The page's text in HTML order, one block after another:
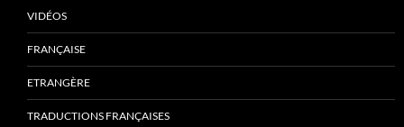
VIDÉOS
FRANÇAISE
ETRANGÈRE
TRADUCTIONS FRANÇAISES